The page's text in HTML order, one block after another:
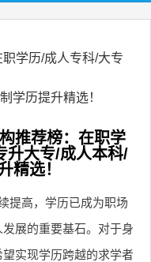
学历/成人专科/大专
学历提升精选！
推荐榜：在职学
升大专/成人本科/
精选！
提高，学历已成为职场
展的重要基石。对于身
实现学历跨越的求学者